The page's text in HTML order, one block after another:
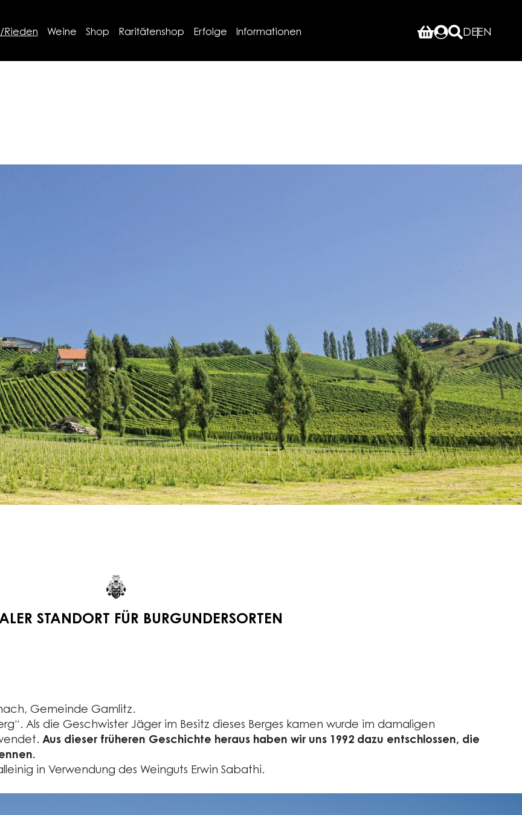
Rieden Weine Shop Raritätenshop Erfolge Informationen DEEN
STANDORT FÜR BURGUNDERSORTEN
Gemeinde Gamlitz.
Als die Geschwister Jäger im Besitz dieses Berges kamen wurde im damaligen
Aus dieser früheren Geschichte heraus haben wir uns 1992 dazu entschlossen, die
in Verwendung des Weinguts Erwin Sabathi.